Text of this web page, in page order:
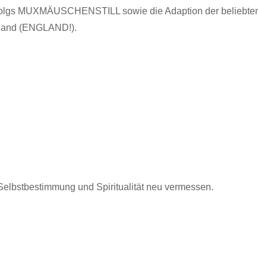
MUXMÄUSCHENSTILL sowie die Adaption der
(ENGLAND!).
und Spiritualität neu vermessen.